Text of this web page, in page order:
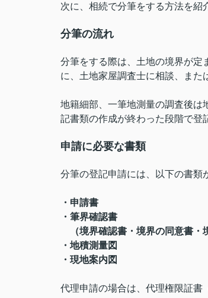
次に、相続で分筆をする方法を紹
分筆の流れ
分筆をする際は、土地の境界が定
に、土地家屋調査士に相談、また
地籍細部、一筆地測量の調査後は
記書類の作成が終わった段階で登
申請に必要な書類
分筆の登記申請には、以下の書類
・申請書
・筆界確認書
（境界確認書・境界の同意書・
・地積測量図
・現地案内図
代理申請の場合は、代理権限証書